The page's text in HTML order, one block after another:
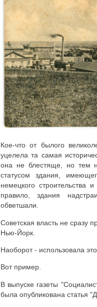
Кое-что от былого
уцелела та самая
она не блестяще, но тем
статусом здания,
немецкого строительства
правило, здания
обветшали.
Советская власть не сразу
Нью-Йорк.
Наоборот - использовала
Вот пример.
В выпуске газеты
была опубликована статья